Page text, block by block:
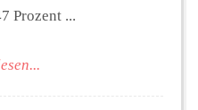
Prozent ...